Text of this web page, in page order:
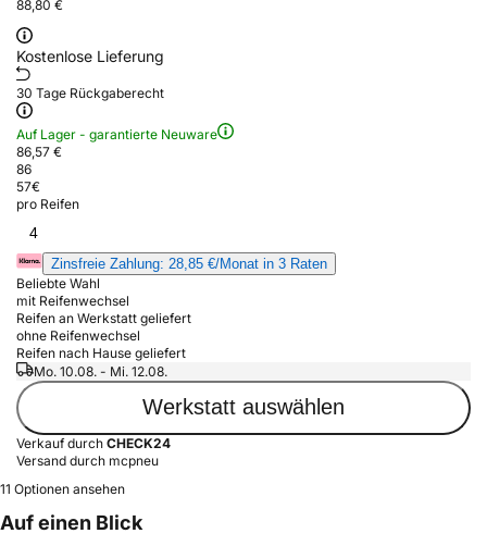
88,80 €
Kostenlose Lieferung
30 Tage Rückgaberecht
Auf Lager - garantierte Neuware
86,57 €
86
57€
pro Reifen
4
Zinsfreie Zahlung: 28,85 €/Monat in 3 Raten
Beliebte Wahl
mit Reifenwechsel
Reifen an Werkstatt geliefert
ohne Reifenwechsel
Reifen nach Hause geliefert
Mo. 10.08. - Mi. 12.08.
Werkstatt auswählen
Verkauf durch CHECK24
Versand durch mcpneu
11 Optionen ansehen
Auf einen Blick